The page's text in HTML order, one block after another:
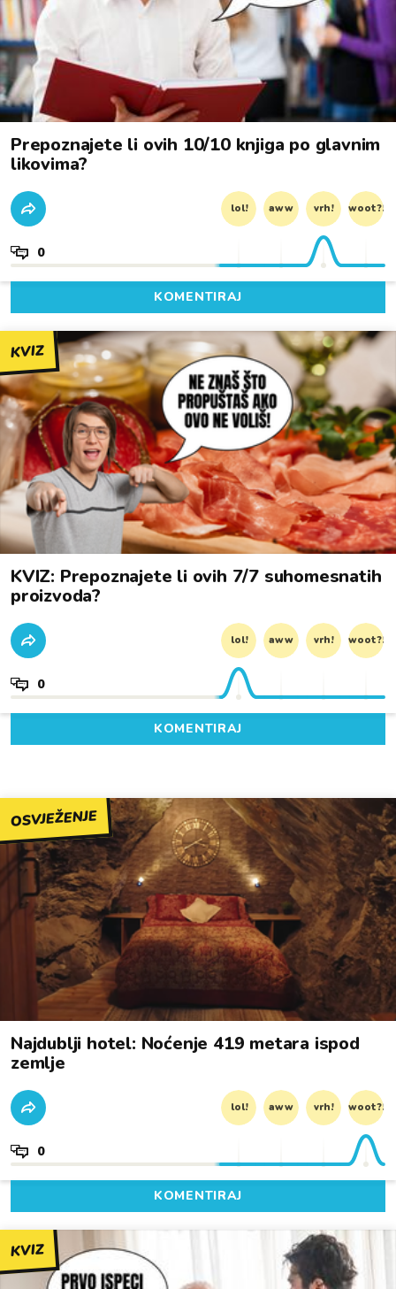
Prepoznajete li ovih 10/10 knjiga po glavnim
likovima?
lol! aww vrh! woot?!
0
KOMENTIRAJ
KVIZ
KVIZ: Prepoznajete li ovih 7/7 suhomesnatih
proizvoda?
lol! aww vrh! woot?!
0
KOMENTIRAJ
OSVJEŽENJE
Najdublji hotel: Noćenje 419 metara ispod
zemlje
lol! aww vrh! woot?!
0
KOMENTIRAJ
KVIZ